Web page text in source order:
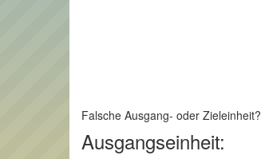
Falsche Ausgang- oder Zieleinheit?
Ausgangseinheit: